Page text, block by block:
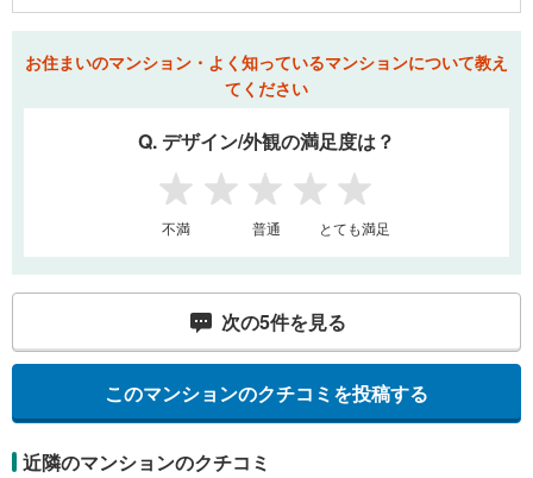
お住まいのマンション・よく知っているマンションについて教え
てください
Q. デザイン/外観の満足度は？
1 2 3 4 5
不満 普通 とても満足
次の5件を見る
このマンションのクチコミを投稿する
近隣のマンションのクチコミ